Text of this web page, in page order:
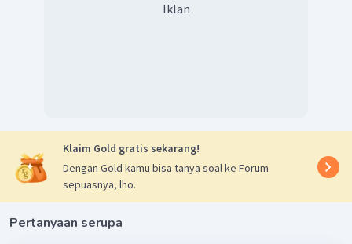
Iklan
Klaim Gold gratis sekarang!
Dengan Gold kamu bisa tanya soal ke Forum
sepuasnya, lho.
Pertanyaan serupa